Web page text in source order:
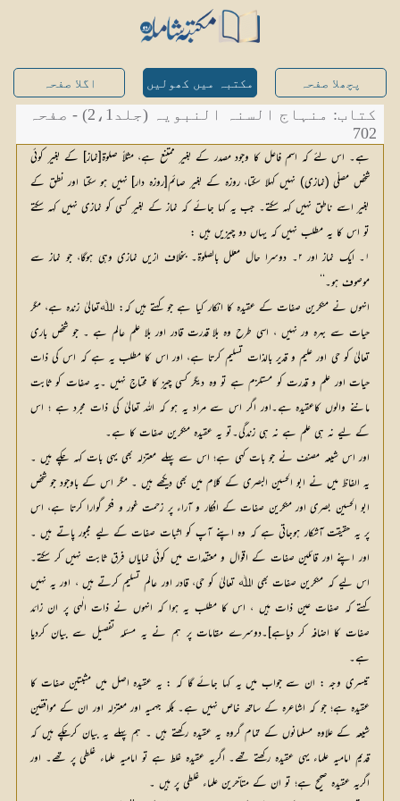
پچھلا صفحہ مکتبہ میں کھولیں اگلا صفحہ
کتاب: منہاج السنہ النبویہ (جلد2،1) - صفحہ
702
ہے۔ اس لئے کہ اسم فاعل کا وجود مصدر کے بغیر ممتنع ہے، مثلاً صلوۃ[نماز] کے بغیر کوئی
شخص مصلّی (نمازی) نہیں کہلا سکتا، روزہ کے بغیر صائم[روزہ دار] نہیں ہو سکتا اور نطق کے
بغیر اسے ناطق نہیں کہہ سکتے۔ جب یہ کہا جائے کہ نماز کے بغیر کسی کو نمازی نہیں کہہ سکتے
تو اس کا یہ مطلب نہیں کہ یہاں دو چیزیں ہیں :
۱۔ ایک نماز اور ۲۔ دوسرا حال معلل بالصلوۃ۔ بخلاف ازیں نمازی وہی ہوگا، جو نماز سے
موصوف ہو۔‘‘
انہوں نے منکرین صفات کے عقیدہ کا انکار کیا ہے جو کہتے ہیں کہ: اﷲتعالیٰ زندہ ہے، مگر
حیات سے بہرہ ور نہیں ، اسی طرح وہ بلا قدرت قادر اور بلا علم عالم ہے ۔ جو شخص باری
تعالیٰ کو حی اور علیم و قدیر بالذات تسلیم کرتا ہے، اور اس کا مطلب یہ ہے کہ اس کی ذات
حیات اور علم و قدرت کو مستلزم ہے تو وہ دیگر کسی چیز کا محتاج نہیں ۔یہ صفات کو ثابت
ماننے والوں کاعقیدہ ہے۔اور اگر اس سے مراد یہ ہو کہ اللہ تعالیٰ کی ذات مجرد ہے ؛ اس
کے لیے نہ ہی علم ہے نہ ہی زندگی۔تو یہ عقیدہ منکرین صفات کا ہے۔
اور اس شیعہ مصنف نے جو بات کہی ہے؛ اس سے پہلے معتزلہ بھی یہی بات کہہ چکے ہیں ۔
یہ الفاظ میں نے ابو الحسین البصری کے کلام میں بھی دیکھے ہیں ۔ مگر اس کے باوجود جو شخص
ابو الحسین بصری اور منکرین صفات کے افکار و آراء پر زحمت غور و فکر گوارا کرتا ہے، اس
پر یہ حقیقت آشکار ہوجاتی ہے کہ وہ اپنے آپ کو اثبات صفات کے لیے مجبور پاتے ہیں ۔
اور اپنے اور قائلین صفات کے اقوال و معتقدات میں کوئی نمایاں فرق ثابت نہیں کر سکتے۔
اس لیے کہ منکرین صفات بھی اﷲ تعالیٰ کو حی، قادر اور عالم تسلیم کرتے ہیں ، اور یہ نہیں
کہتے کہ صفات عین ذات ہیں ، اس کا مطلب یہ ہوا کہ انہوں نے ذات الٰہی پر ان زائد
صفات کا اضافہ کر دیاہے]۔دوسرے مقامات پر ہم نے یہ مسئلہ تفصیل سے بیان کردیا
ہے۔
تیسری وجہ : ان سے جواب میں یہ کہا جائے گا کہ : یہ عقیدہ اصل میں مثبتین صفات کا
عقیدہ ہے؛ جو کہ اشاعرہ کے ساتھ خاص نہیں ہے۔ بلکہ جہمیہ اور معتزلہ اور ان کے موافقین
شیعہ کے علاوہ مسلمانوں کے تمام گروہ یہ عقیدہ رکھتے ہیں ۔ ہم پہلے یہ بیان کرچکے ہیں کہ
قدیم امامیہ علماء یہی عقیدہ رکھتے تھے۔ اگریہ عقیدہ غلط ہے تو امامیہ علماء غلطی پر تھے۔ اور
اگریہ عقیدہ صحیح ہے؛ تو ان کے متأخرین علماء غلطی پر ہیں ۔